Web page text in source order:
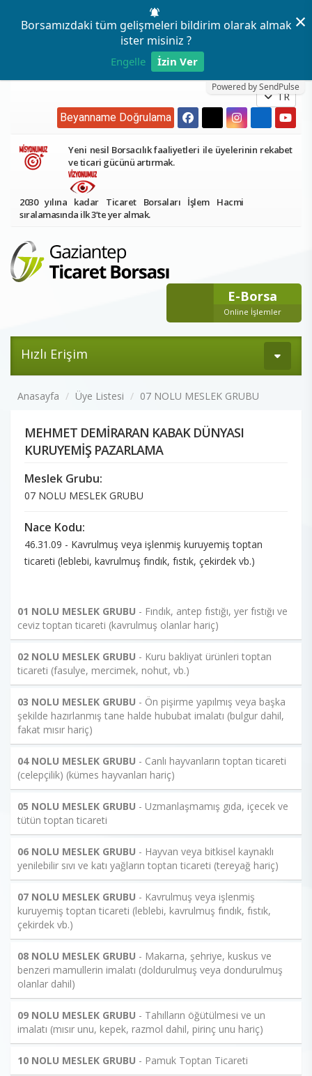
Borsamızdaki tüm gelişmeleri bildirim olarak almak
ister misiniz ?
Engelle İzin Ver
Powered by SendPulse
×
TR
Beyanname Doğrulama
Yeni nesil Borsacılık faaliyetleri ile üyelerinin rekabet
ve ticari gücünü artırmak.
2030 yılına kadar Ticaret Borsaları İşlem Hacmi
sıralamasında ilk 3’te yer almak.
E-Borsa
Online İşlemler
Hızlı Erişim
Anasayfa Üye Listesi 07 NOLU MESLEK GRUBU
MEHMET DEMİRARAN KABAK DÜNYASI
KURUYEMİŞ PAZARLAMA
Meslek Grubu:
07 NOLU MESLEK GRUBU
Nace Kodu:
46.31.09 - Kavrulmuş veya işlenmiş kuruyemiş toptan
ticareti (leblebi, kavrulmuş fındık, fıstık, çekirdek vb.)
01 NOLU MESLEK GRUBU - Fındık, antep fıstığı, yer fıstığı ve
ceviz toptan ticareti (kavrulmuş olanlar hariç)
02 NOLU MESLEK GRUBU - Kuru bakliyat ürünleri toptan
ticareti (fasulye, mercimek, nohut, vb.)
03 NOLU MESLEK GRUBU - Ön pişirme yapılmış veya başka
şekilde hazırlanmış tane halde hububat imalatı (bulgur dahil,
fakat mısır hariç)
04 NOLU MESLEK GRUBU - Canlı hayvanların toptan ticareti
(celepçilik) (kümes hayvanları hariç)
05 NOLU MESLEK GRUBU - Uzmanlaşmamış gıda, içecek ve
tütün toptan ticareti
06 NOLU MESLEK GRUBU - Hayvan veya bitkisel kaynaklı
yenilebilir sıvı ve katı yağların toptan ticareti (tereyağ hariç)
07 NOLU MESLEK GRUBU - Kavrulmuş veya işlenmiş
kuruyemiş toptan ticareti (leblebi, kavrulmuş fındık, fıstık,
çekirdek vb.)
08 NOLU MESLEK GRUBU - Makarna, şehriye, kuskus ve
benzeri mamullerin imalatı (doldurulmuş veya dondurulmuş
olanlar dahil)
09 NOLU MESLEK GRUBU - Tahılların öğütülmesi ve un
imalatı (mısır unu, kepek, razmol dahil, pirinç unu hariç)
10 NOLU MESLEK GRUBU - Pamuk Toptan Ticareti